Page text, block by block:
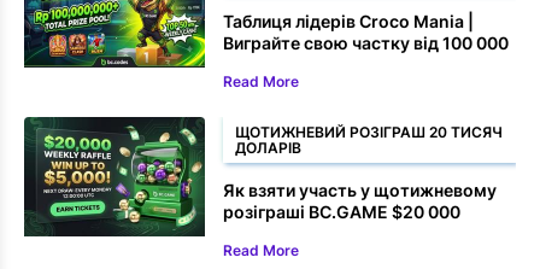
Таблиця лідерів Croco Mania |
Виграйте свою частку від 100 000
Read More
ЩОТИЖНЕВИЙ РОЗІГРАШ 20 ТИСЯЧ
ДОЛАРІВ
Як взяти участь у щотижневому
розіграші BC.GAME $20 000
Read More